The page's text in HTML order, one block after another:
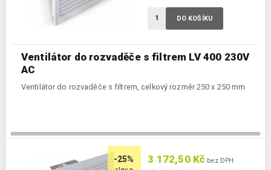
Ventilátor do rozvaděče s filtrem LV 400 230V
AC
Ventilátor do rozvaděče s filtrem, celkový rozměr 250 x 250 mm
DO KOŠÍKU
-25% 3 172,50 Kč bez DPH